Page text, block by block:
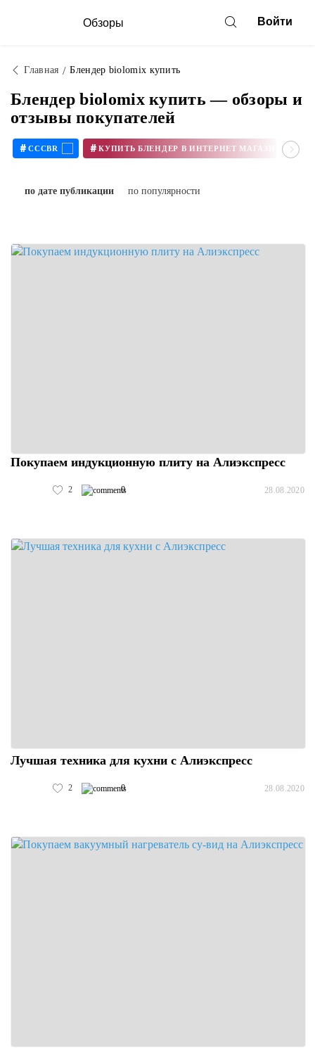
Обзоры Войти
Главная Блендер biolomix купить
Блендер biolomix купить — обзоры и
отзывы покупателей
# CCCBR #
по дате публикации по популярности
Покупаем индукционную плиту на Алиэкспресс
2 0 28.08.2020
Лучшая техника для кухни с Алиэкспресс
2 0 28.08.2020